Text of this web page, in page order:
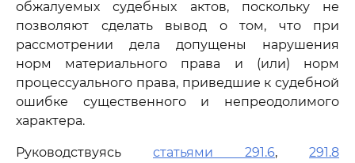
обжалуемых судебных актов, поскольку не
позволяют сделать вывод о том, что при
рассмотрении дела допущены нарушения
норм материального права и (или) норм
процессуального права, приведшие к судебной
ошибке существенного и непреодолимого
характера.
Руководствуясь статьями 291.6, 291.8